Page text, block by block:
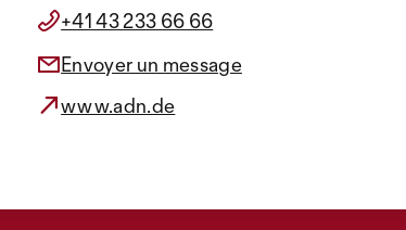
+41 43 233 66 66
Envoyer un message
www.adn.de